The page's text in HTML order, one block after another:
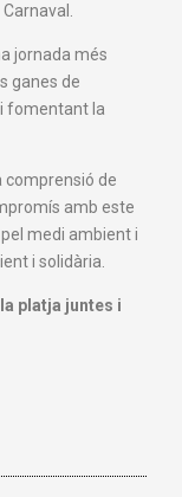
jornada més
ganes de
fomentant la
comprensió de
amb este
medi ambient i
i solidària.
platja juntes i